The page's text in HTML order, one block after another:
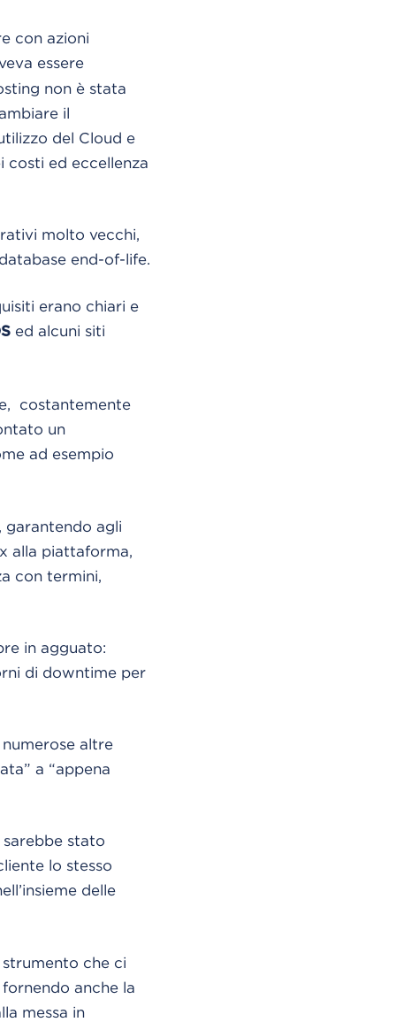
con azioni
essere
non è stata
il
del Cloud e
costi ed eccellenza
molto vecchi,
end-of-life.
erano chiari e
ed alcuni siti
costantemente
un
ad esempio
garantendo agli
alla piattaforma,
con termini,
in agguato:
di downtime per
altre
a “appena
stato
lo stesso
delle
che ci
anche la
messa in